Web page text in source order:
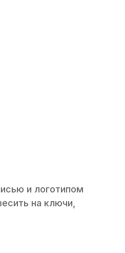
и логотипом
на ключи,